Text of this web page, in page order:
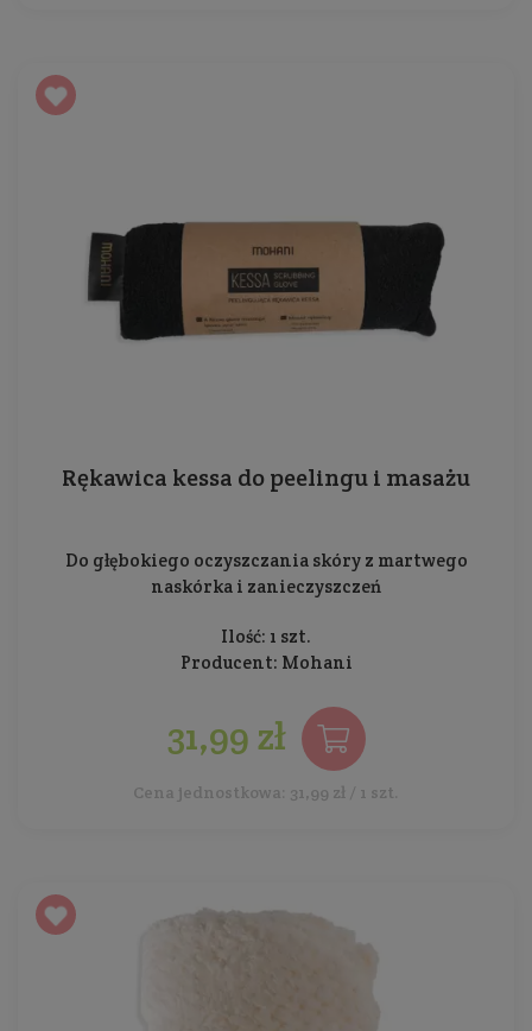
Rękawica kessa do peelingu i masażu
Do głębokiego oczyszczania skóry z martwego
naskórka i zanieczyszczeń
Ilość: 1 szt.
Producent: Mohani
31,99 zł
Cena jednostkowa: 31,99 zł / 1 szt.